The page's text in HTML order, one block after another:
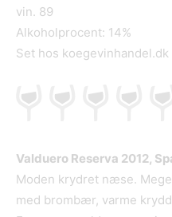
vin. 89
Alkoholprocent: 14%
Set hos
Valduero Reserva 2012,
Moden krydret næse.
med brombær, varme